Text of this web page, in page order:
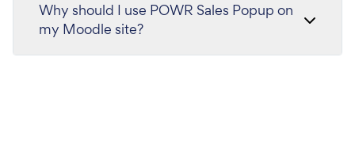
Why should I use POWR Sales Popup on
my Moodle site?